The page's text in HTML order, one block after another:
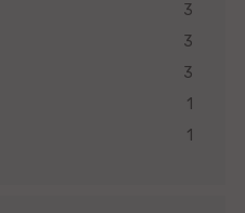
3
3
3
1
1